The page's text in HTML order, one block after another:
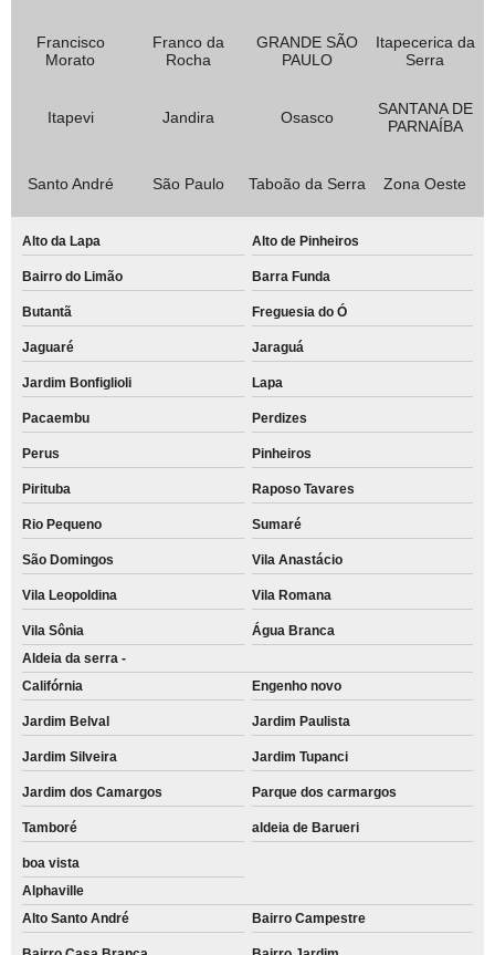
Francisco
Morato
Franco da
Rocha
GRANDE SÃO
PAULO
Itapecerica da
Serra
Itapevi Jandira Osasco
SANTANA DE
PARNAÍBA
Santo André São Paulo Taboão da Serra Zona Oeste
Alto da Lapa Alto de Pinheiros
Bairro do Limão Barra Funda
Butantã Freguesia do Ó
Jaguaré Jaraguá
Jardim Bonfiglioli Lapa
Pacaembu Perdizes
Perus Pinheiros
Pirituba Raposo Tavares
Rio Pequeno Sumaré
São Domingos Vila Anastácio
Vila Leopoldina Vila Romana
Vila Sônia
Água Branca
Aldeia da serra -
Califórnia
Engenho novo
Jardim Belval Jardim Paulista
Jardim Silveira Jardim Tupanci
Jardim dos Camargos Parque dos carmargos
Tamboré aldeia de Barueri
boa vista
Alphaville
Alto Santo André
Bairro Campestre